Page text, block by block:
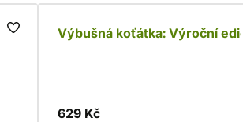
Výbušná koťátka: Výroční
629 Kč